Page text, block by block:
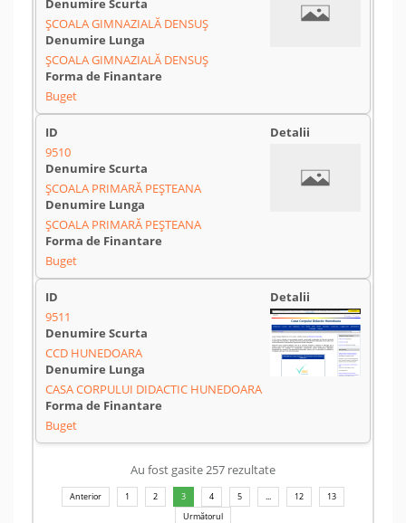
ȘCOALA GIMNAZIALĂ DENSUȘ
ȘCOALA GIMNAZIALĂ DENSUȘ
Buget
9510
ȘCOALA PRIMARĂ PEȘTEANA
ȘCOALA PRIMARĂ PEȘTEANA
Buget
9511
CCD HUNEDOARA
CASA CORPULUI DIDACTIC HUNEDOARA
Buget
Au fost gasite 257 rezultate
Anterior 1 2 3 4 5 ... 12
13
Următorul